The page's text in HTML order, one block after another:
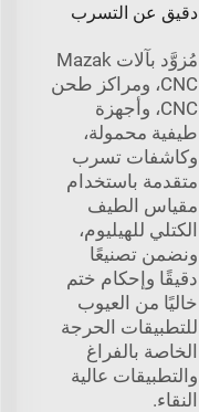
دقيق عن التسرب
مُزوَّد بآلات Mazak
CNC، ومراكز طحن
CNC، وأجهزة
طيفية محمولة،
وكاشفات تسرب
متقدمة باستخدام
مقياس الطيف
الكتلي للهيليوم،
ونضمن تصنيعًا
دقيقًا وإحكام ختم
خاليًا من العيوب
للتطبيقات الحرجة
الخاصة بالفراغ
والتطبيقات عالية
النقاء.